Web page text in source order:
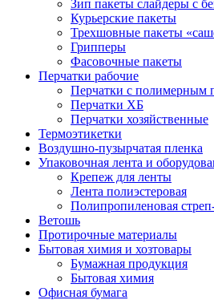
Зип пакеты слайдеры с
Курьерские пакеты
Трехшовные пакеты
Грипперы
Фасовочные пакеты
Перчатки рабочие
Перчатки с полимерным
Перчатки ХБ
Перчатки хозяйственные
Термоэтикетки
Воздушно-пузырчатая пленка
Упаковочная лента и
Крепеж для ленты
Лента полиэстеровая
Полипропиленовая
Ветошь
Протирочные материалы
Бытовая химия и хозтовары
Бумажная продукция
Бытовая химия
Офисная бумага